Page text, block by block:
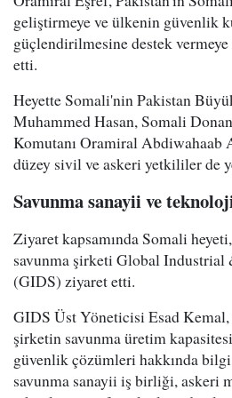
geliştirmeye ve ülkenin güvenlik
güçlendirilmesine destek
etti.
Heyette Somali'nin Pakistan
Muhammed Hasan, Somali
Komutanı Oramiral Abdiwahaab
düzey sivil ve askeri yetkililer de
Savunma sanayii ve
Ziyaret kapsamında Somali
savunma şirketi Global Industrial
(GIDS) ziyaret etti.
GIDS Üst Yöneticisi Esad
şirketin savunma üretim
güvenlik çözümleri hakkında
savunma sanayii iş birliği, askeri